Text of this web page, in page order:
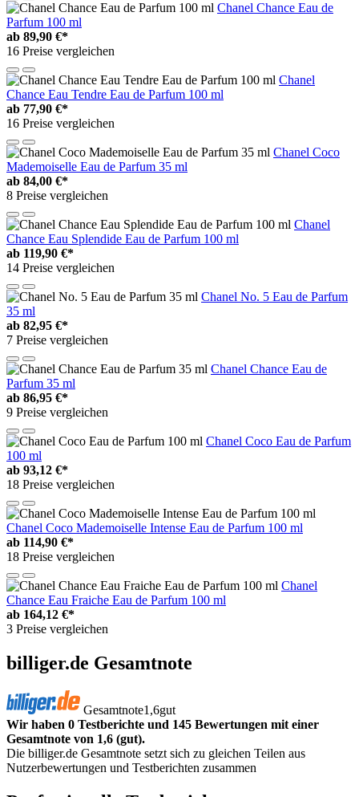
Chanel Chance Eau de
Parfum 100 ml
ab 89,90 €*
16 Preise vergleichen
Chanel
Chance Eau Tendre Eau de Parfum 100 ml
ab 77,90 €*
16 Preise vergleichen
Chanel Coco
Mademoiselle Eau de Parfum 35 ml
ab 84,00 €*
8 Preise vergleichen
Chanel
Chance Eau Splendide Eau de Parfum 100 ml
ab 119,90 €*
14 Preise vergleichen
Chanel No. 5 Eau de Parfum
35 ml
ab 82,95 €*
7 Preise vergleichen
Chanel Chance Eau de
Parfum 35 ml
ab 86,95 €*
9 Preise vergleichen
Chanel Coco Eau de Parfum
100 ml
ab 93,12 €*
18 Preise vergleichen
Chanel Coco Mademoiselle Intense Eau de Parfum 100 ml
ab 114,90 €*
18 Preise vergleichen
Chanel
Chance Eau Fraiche Eau de Parfum 100 ml
ab 164,12 €*
3 Preise vergleichen
billiger.de Gesamtnote
Gesamtnote1,6gut
Wir haben 0 Testberichte und 145 Bewertungen mit einer
Gesamtnote von 1,6 (gut).
Die billiger.de Gesamtnote setzt sich zu gleichen Teilen aus
Nutzerbewertungen und Testberichten zusammen